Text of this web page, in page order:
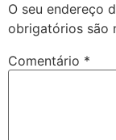
O seu endereço
obrigatórios são
Comentário *